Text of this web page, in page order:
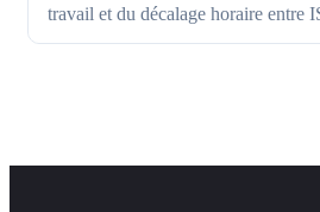
travail et du décalage horaire entre